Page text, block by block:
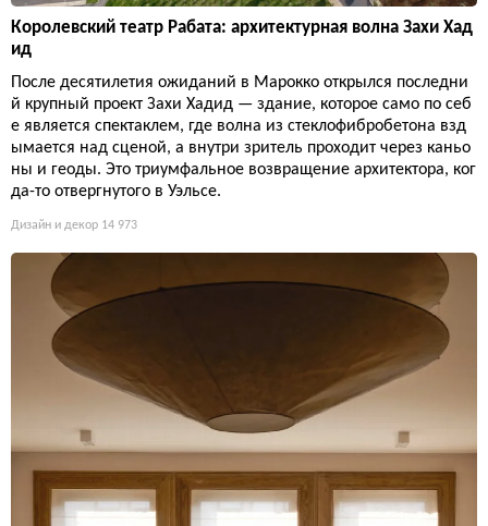
Королевский театр Рабата: архитектурная волна Захи Хад
ид
После десятилетия ожиданий в Марокко открылся последни
й крупный проект Захи Хадид — здание, которое само по себ
е является спектаклем, где волна из стеклофибробетона взд
ымается над сценой, а внутри зритель проходит через каньо
ны и геоды. Это триумфальное возвращение архитектора, ког
да-то отвергнутого в Уэльсе.
Дизайн и декор 14 973